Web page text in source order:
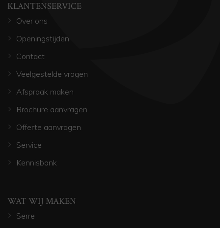
KLANTENSERVICE
Over ons
Openingstijden
Contact
Veelgestelde vragen
Afspraak maken
Brochure aanvragen
Offerte aanvragen
Service
Kennisbank
WAT WIJ MAKEN
Serre